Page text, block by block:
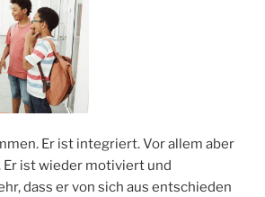
Er ist integriert. Vor allem aber
ist wieder motiviert und
dass er von sich aus entschieden